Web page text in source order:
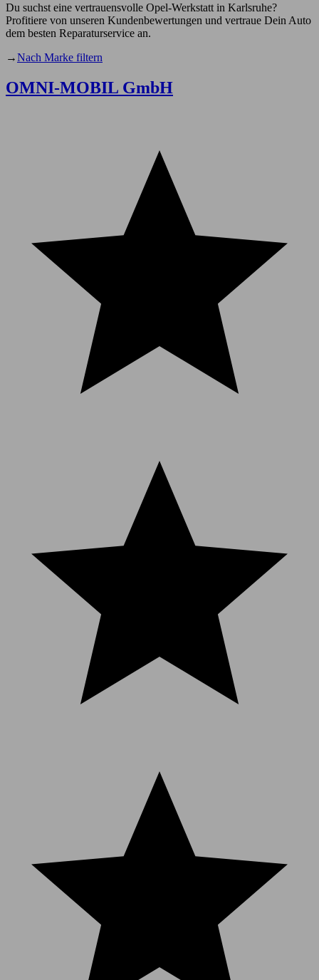
Du suchst eine vertrauensvolle Opel-Werkstatt in Karlsruhe?
Profitiere von unseren Kundenbewertungen und vertraue Dein Auto
dem besten Reparaturservice an.
→Nach Marke filtern
OMNI-MOBIL GmbH